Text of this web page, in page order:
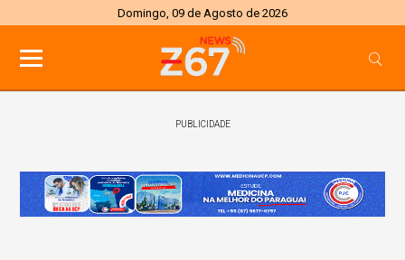
Domingo, 09 de Agosto de 2026
PUBLICIDADE